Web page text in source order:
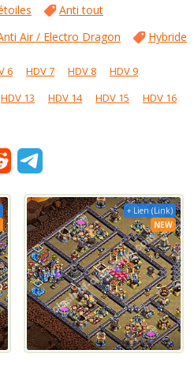
Anti tout
Air / Electro Dragon Hybride
6 HDV 7 HDV 8
HDV 9
HDV 13 HDV 14 HDV 15
HDV 16
+ Lien (Link)
NEW